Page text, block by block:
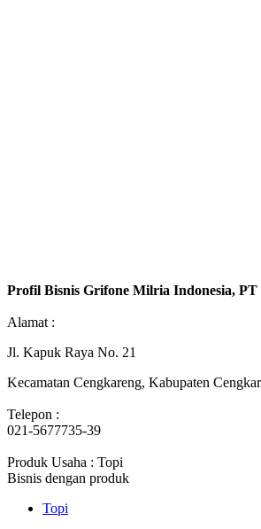
Profil Bisnis Grifone Milria Indonesia, PT
Alamat :
Jl. Kapuk Raya No. 21
Kecamatan Cengkareng, Kabupaten
Telepon :
021-5677735-39
Produk Usaha : Topi
Bisnis dengan produk
Topi